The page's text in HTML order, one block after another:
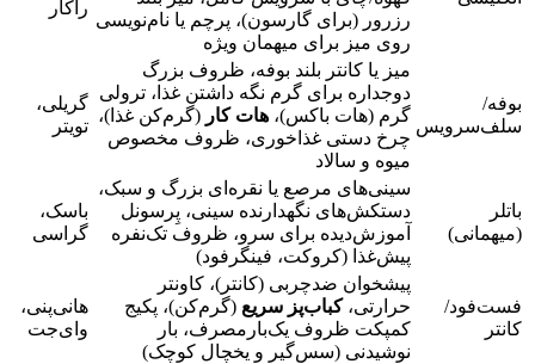
رزرور (برای گارسون)، پرچم یا نام‌نویسی
روی میز برای میهمان ویژه
راکار
بوفه/
سلف‌سرویس
میز یا کانتر بلند بوفه، ظروف بزرگ
دوجداره برای گرم نگه داشتن غذا، ترولی
گرم (هات باکس)، هات کار (گرم‌کن غذا)،
چرخ دستی غذاخوری، ظروف مخصوص
میوه و سالاد
گریلی،
تویتر
باتلر
(میهمانی)
سینی‌های مرصع یا نقره‌ای بزرگ و سبک،
دستکش‌های نگهدارنده سینی، پِرسونل
آموزش‌دیده برای سرو، ظروف تک‌نفره
پیش‌غذا (کروکت، فینگرفود)
باسک،
گراسی
فست‌فود/
کانتر
پیشخوان ضدچربی (کانتر)، کاونتر
حرارتی،کباب‌پز سریع (گرم‌کن)، پکیج
کمپکت ظروف یک‌بارمصرف، بار
نوشیدنی (سس‌گیر و یخچال کوچک)
هانی‌پنی،
وای‌جت